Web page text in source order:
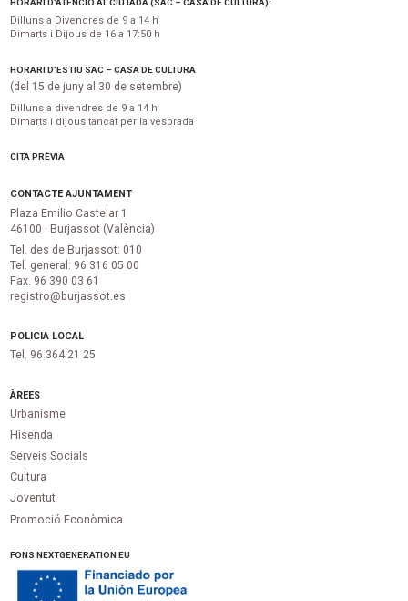
HORARI D’ATENCIÓ AL CIUTADÀ (SAC – CASA DE CULTURA):
Dilluns a Divendres de 9 a 14 h
Dimarts i Dijous de 16 a 17:50 h
HORARI D’ESTIU SAC – CASA DE CULTURA
(del 15 de juny al 30 de setembre)
Dilluns a divendres de 9 a 14 h
Dimarts i dijous tancat per la vesprada
CITA PRÈVIA
CONTACTE AJUNTAMENT
Plaza Emilio Castelar 1
46100 · Burjassot (València)
Tel. des de Burjassot: 010
Tel. general: 96 316 05 00
Fax. 96 390 03 61
registro@burjassot.es
POLICIA LOCAL
Tel. 96 364 21 25
ÀREES
Urbanisme
Hisenda
Serveis Socials
Cultura
Joventut
Promoció Econòmica
FONS NEXTGENERATION EU